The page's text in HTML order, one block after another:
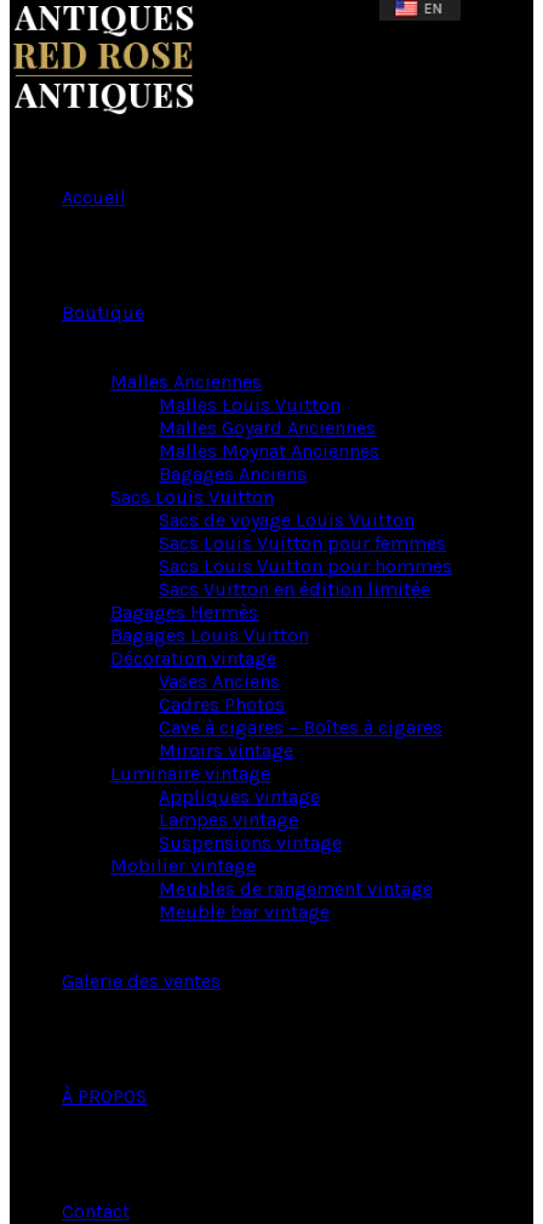
Accueil
Boutique
Malles Anciennes
Malles Louis Vuitton
Malles Goyard Anciennes
Malles Moynat Anciennes
Bagages Anciens
Sacs Louis Vuitton
Sacs de voyage Louis Vuitton
Sacs Louis Vuitton pour femmes
Sacs Louis Vuitton pour hommes
Sacs Vuitton en édition limitée
Bagages Hermès
Bagages Louis Vuitton
Décoration vintage
Vases Anciens
Cadres Photos
Cave à cigares – Boîtes à cigares
Miroirs vintage
Luminaire vintage
Appliques vintage
Lampes vintage
Suspensions vintage
Mobilier vintage
Meubles de rangement vintage
Meuble bar vintage
Galerie des ventes
À PROPOS
Contact